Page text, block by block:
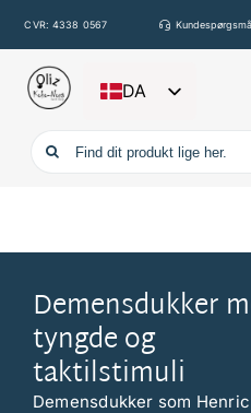
CVR: 4338 0567
DA
EN
DE
Søg
efter:
Demensdukker
tyngde og
taktilstimuli
Demensdukker som